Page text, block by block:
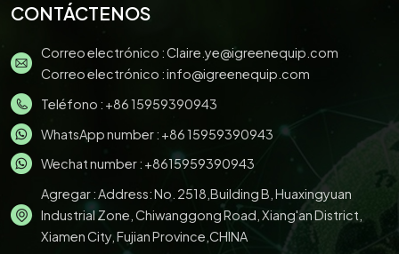
CONTÁCTENOS
Correo electrónico :Claire.ye@igreenequip.com
Correo electrónico :info@igreenequip.com
Teléfono : +86 15959390943
WhatsApp number : +86 15959390943
Wechat number : +8615959390943
Agregar : Address: No. 2518,Building B, Huaxingyuan
Industrial Zone, Chiwanggong Road, Xiang'an District,
Xiamen City, Fujian Province,CHINA